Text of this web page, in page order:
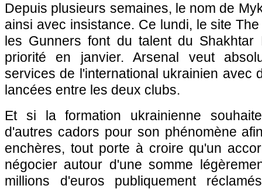
Depuis plusieurs semaines, le nom de
ainsi avec insistance. Ce lundi, le site
les Gunners font du talent du Shakhtar
priorité en janvier. Arsenal veut
services de l'international ukrainien avec
lancées entre les deux clubs.
Et si la formation ukrainienne
d'autres cadors pour son phénomène
enchères, tout porte à croire qu'un
négocier autour d'une somme
millions d'euros publiquement